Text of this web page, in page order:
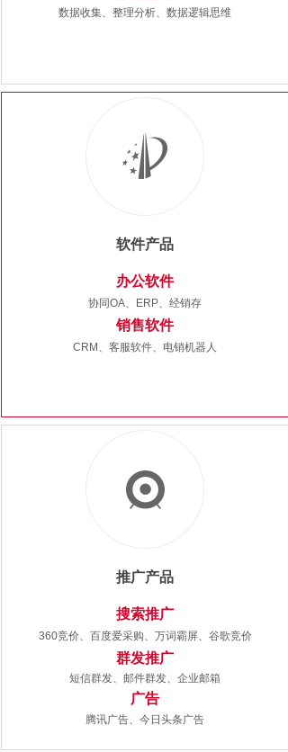
软件产品
办公软件
协同OA、ERP、经销存
销售软件
CRM、 客服软件、电销机器人
推广产品
搜索推广
360竞价、百度爱采购、万词霸屏、谷歌竞价
群发推广
短信群发、邮件群发、企业邮箱
广告
腾讯广告、今日头条广告
数据收集、整理分析、数据逻辑思维